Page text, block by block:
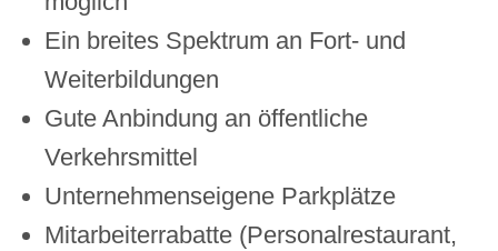
Ein breites Spektrum an Fort- und
Weiterbildungen
Gute Anbindung an öffentliche
Verkehrsmittel
Unternehmenseigene Parkplätze
Mitarbeiterrabatte (Personalrestaurant,